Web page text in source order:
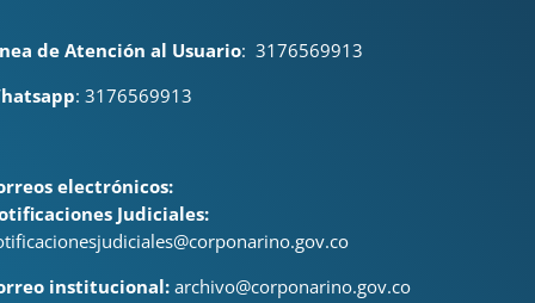
de Atención al Usuario: 3176569913
: 3176569913
electrónicos:
Judiciales:
institucional: archivo@corponarino.gov.co